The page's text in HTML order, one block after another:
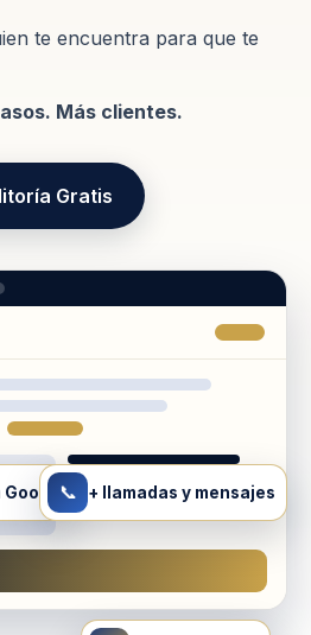
te encuentra para que te
Más clientes.
Gratis
Google📞 + llamadas y mensajes